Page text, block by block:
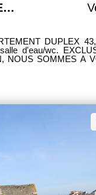
BELLE ILE EN MER VENDU APPARTEMENT 43,47 m²
EXCLUSIVITE